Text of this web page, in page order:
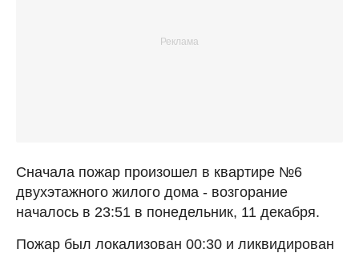
Сначала пожар произошел в квартире №6
двухэтажного жилого дома - возгорание
началось в 23:51 в понедельник, 11 декабря.
Пожар был локализован 00:30 и ликвидирован